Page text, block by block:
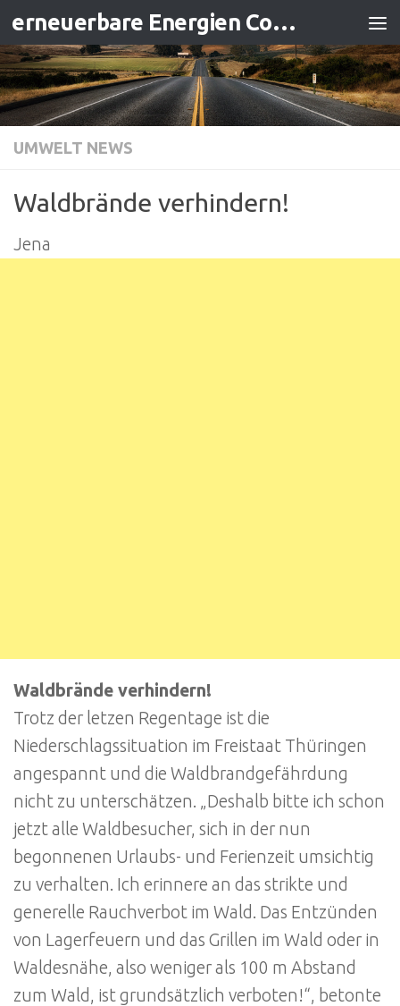
Zum Inhalt springen erneuerbare Energien Contracting
UMWELT NEWS
Waldbrände verhindern!
Jena
Waldbrände verhindern!
Trotz der letzen Regentage ist die
Niederschlagssituation im Freistaat Thüringen
angespannt und die Waldbrandgefährdung
nicht zu unterschätzen. „Deshalb bitte ich schon
jetzt alle Waldbesucher, sich in der nun
begonnenen Urlaubs- und Ferienzeit umsichtig
zu verhalten. Ich erinnere an das strikte und
generelle Rauchverbot im Wald. Das Entzünden
von Lagerfeuern und das Grillen im Wald oder in
Waldesnähe, also weniger als 100 m Abstand
zum Wald, ist grundsätzlich verboten!“, betonte